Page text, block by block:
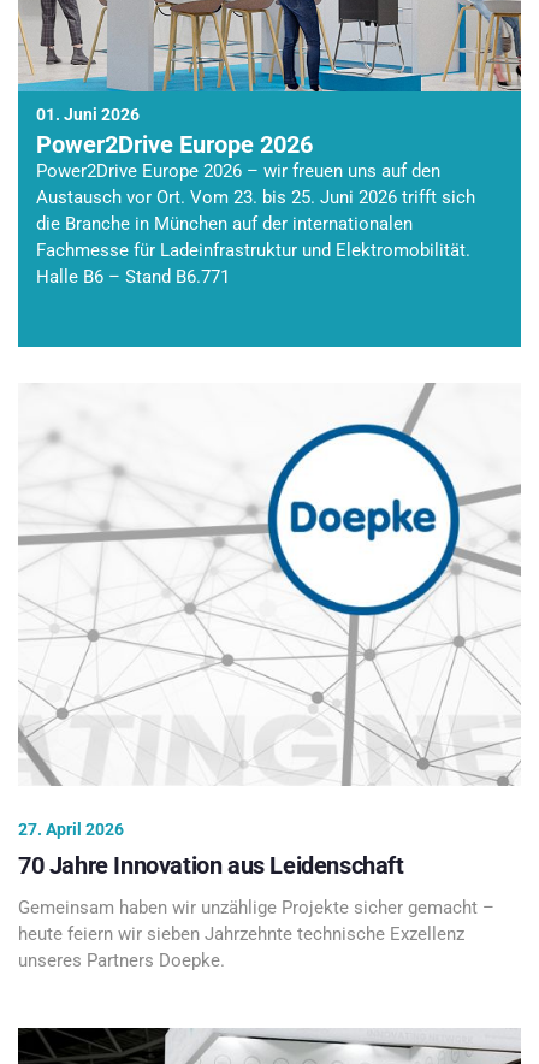
01. Juni 2026
Power2Drive Europe 2026
Power2Drive Europe 2026 – wir freuen uns auf den
Austausch vor Ort. Vom 23. bis 25. Juni 2026 trifft sich
die Branche in München auf der internationalen
Fachmesse für Ladeinfrastruktur und Elektromobilität.
Halle B6 – Stand B6.771
27. April 2026
70 Jahre Innovation aus Leidenschaft
Gemeinsam haben wir unzählige Projekte sicher gemacht –
heute feiern wir sieben Jahrzehnte technische Exzellenz
unseres Partners Doepke.